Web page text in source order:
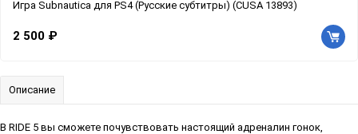
Игра Subnautica для PS4 (Русские субтитры) (CUSA 13893)
2 500 ₽
Описание
В RIDE 5 вы сможете почувствовать настоящий адреналин гонок,